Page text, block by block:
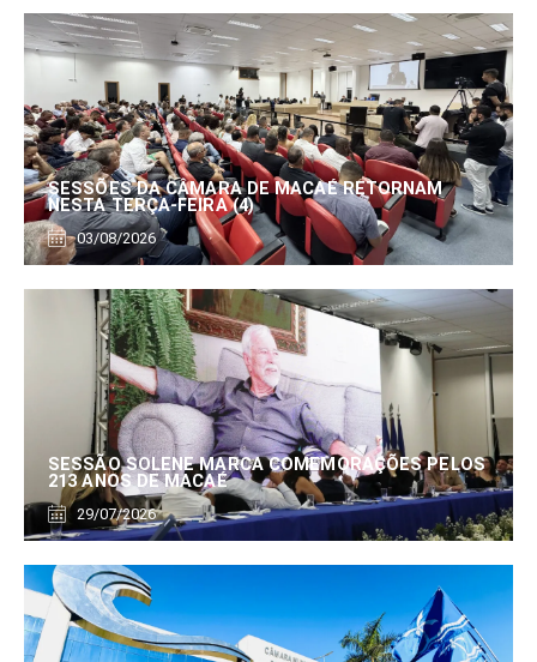
SESSÕES DA CÂMARA DE MACAÉ RETORNAM
NESTA TERÇA-FEIRA (4)
03/08/2026
SESSÃO SOLENE MARCA COMEMORAÇÕES PELOS
213 ANOS DE MACAÉ
29/07/2026